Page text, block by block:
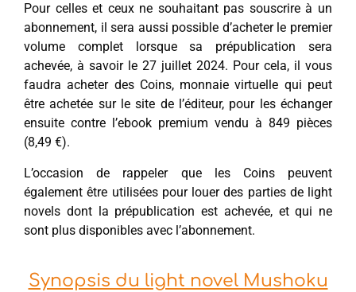
Pour celles et ceux ne souhaitant pas souscrire à un
abonnement, il sera aussi possible d’acheter le premier
volume complet lorsque sa prépublication sera
achevée, à savoir le 27 juillet 2024. Pour cela, il vous
faudra acheter des Coins, monnaie virtuelle qui peut
être achetée sur le site de l’éditeur, pour les échanger
ensuite contre l’ebook premium vendu à 849 pièces
(8,49 €).
L’occasion de rappeler que les Coins peuvent
également être utilisées pour louer des parties de light
novels dont la prépublication est achevée, et qui ne
sont plus disponibles avec l’abonnement.
Synopsis du light novel Mushoku